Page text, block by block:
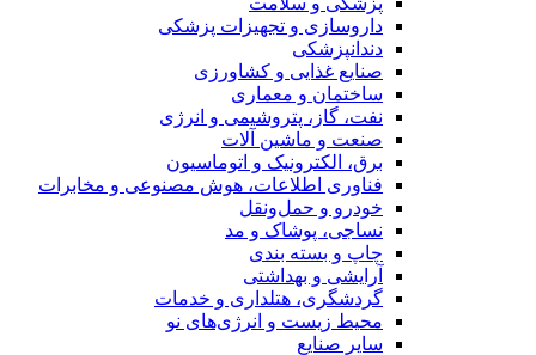
داروسازی و تجهیزات پزشکی
دندانپزشکی
صنایع غذایی و کشاورزی
ساختمان و معماری
نفت، گاز، پتروشیمی و انرژی
صنعت و ماشین آلات
برق، الکترونیک و اتوماسیون
فناوری اطلاعات، هوش مصنوعی و مخابرات
خودرو و حمل‌و‌نقل
نساجی، پوشاک و مد
چاپ و بسته بندی
آرایشی و بهداشتی
گردشگری، هتلداری و خدمات
محیط زیست و انرژی‌های نو
سایر صنایع